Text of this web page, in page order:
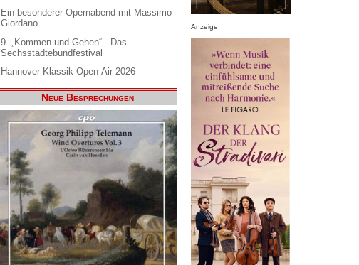
Ein besonderer Opernabend mit Massimo
Giordano
9. „Kommen und Gehen“ - Das
Sechsstädtebundfestival
Hannover Klassik Open-Air 2026
Neue Besprechungen
Anzeige